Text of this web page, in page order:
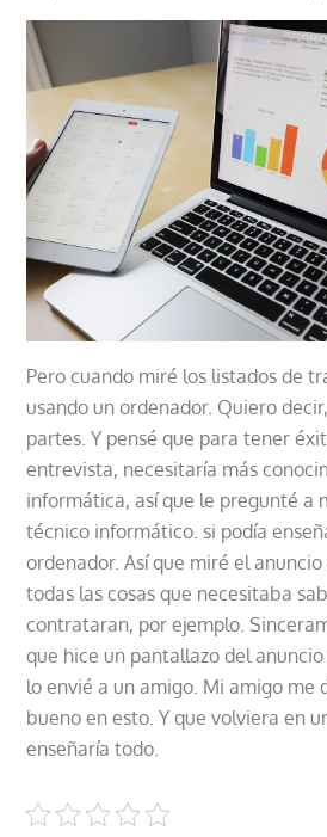
Pero cuando miré los listados de
usando un ordenador. Quiero
partes. Y pensé que para tener
entrevista, necesitaría más
informática, así que le pregunté a
técnico informático. si podía
ordenador. Así que miré el
todas las cosas que necesitaba
contrataran, por ejemplo.
que hice un pantallazo del
lo envié a un amigo. Mi amigo me
bueno en esto. Y que volviera en
enseñaría todo.